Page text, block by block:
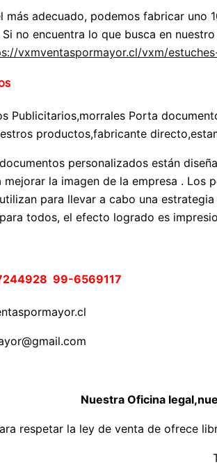
más adecuado, podemos fabricar
Si no encuentra lo que busca en
vxmventaspormayor.cl/vxm/
Publicitarios,morrales Porta
productos,fabricante
personalizados están
mejorar la imagen de la empresa .
para llevar a cabo una
todos, el efecto logrado es
99-6569117
Nuestra Oficina
respetar la ley de venta de ofrece